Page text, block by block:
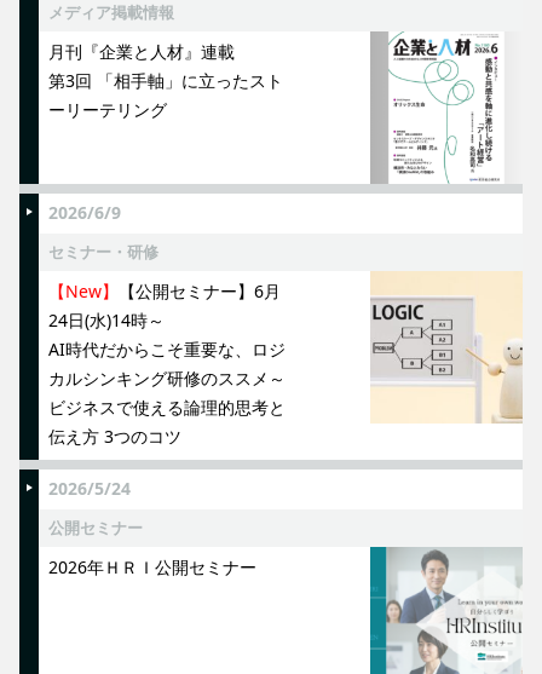
メディア掲載情報
月刊『企業と人材』連載
第3回 「相手軸」に立ったスト
ーリーテリング
2026/6/9
セミナー・研修
【New】
【公開セミナー】6月
24日(水)14時～
AI時代だからこそ重要な、ロジ
カルシンキング研修のススメ～
ビジネスで使える論理的思考と
伝え方 3つのコツ
2026/5/24
公開セミナー
2026年ＨＲＩ公開セミナー